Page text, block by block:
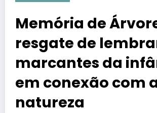
Memória de
resgate de
marcantes da
em conexão com
natureza